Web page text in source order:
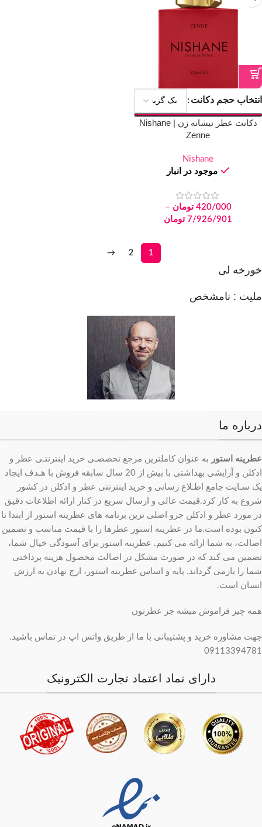
انتخاب حجم دکانت
دکانت عطر نیشانه زن | Nishane
Zenne
Nishane
موجود در انبار
420/000 تومان –
7/926/901 تومان
1
2
→
خورخه لی
ملیت : نامشخص
درباره ما
عطرینه استور به عنوان کاملترین مرجع تخصصـی خرید اینترنتـی عطر و
ادکلن و آرایشی بهداشتی با بیش از 20 سال سابقه فروش با هـدف ایجاد
یک سـایت جامع اطـلاع رسانی و خرید اینترنتی عطر و ادکلن در کشور
شروع به کار کرد.قیمت عالی و ارسال سریع در کنار ارائه اطلاعات دقیق
در مورد عطر و ادکلن جزو اصلی ترین برنامه های عطرینه استور از ابتدا تا
کنون بوده است.ما در عطرینه استور عطرها را با قیمت مناسب و تضمین
اصالت، به شما ارائه می کنیم. عطرینه استور برای آسودگی خیال شما،
تضمین می کند که در صورت مشکل در اصالت محصول هزینه پرداختی
شما را بازمی گرداند. پایه و اساس عطرینه استور، ارج نهادن به ارزش
انسان است.
همه چیز فراموش میشه جز عطرتون
جهت مشاوره خرید و پشتیبانی با ما از طریق واتس اپ در تماس باشید.
09113394781
دارای نماد اعتماد تجارت الکترونیک